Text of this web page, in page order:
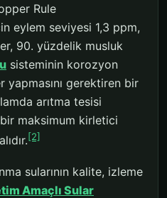
Rule
eylem seviyesi 1,3 ppm,
90. yüzdelik musluk
sisteminin korozyon
gerektiren bir
arıtma tesisi
bir maksimum kirletici
[2]
sularının kalite, izleme
Amaçlı Sular